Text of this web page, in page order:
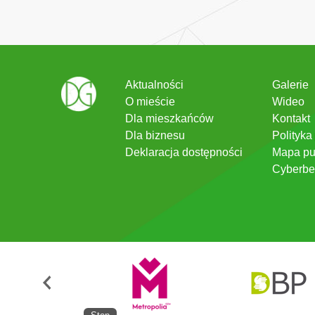
Aktualności
O mieście
Dla mieszkańców
Dla biznesu
Deklaracja dostępności
Galerie
Wideo
Kontakt
Mapa